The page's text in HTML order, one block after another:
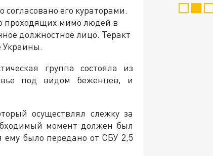
его кураторами.
проходящих мимо людей в
должностное лицо. Теракт
Украины.
группа состояла из
под видом беженцев, и
осуществлял слежку за
момент должен был
ему было передано от СБУ 2,5